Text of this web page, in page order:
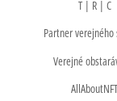
T | R | C
Partner verejného
Verejné
AllAboutNFT